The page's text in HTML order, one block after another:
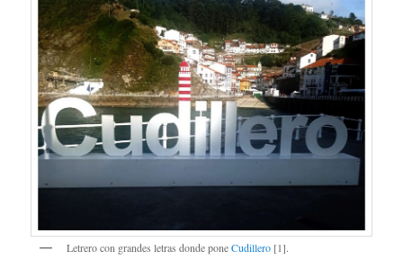
Letrero con grandes letras donde poneCudillero [1].